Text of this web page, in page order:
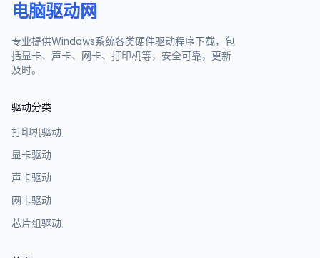
电脑驱动网
专业提供Windows系统各类硬件驱动程序下载，包
括显卡、声卡、网卡、打印机等，安全可靠，更新
及时。
驱动分类
打印机驱动
显卡驱动
声卡驱动
网卡驱动
芯片组驱动